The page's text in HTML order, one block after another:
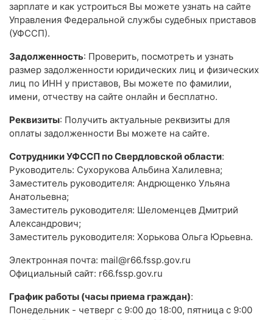
зарплате и как устроиться Вы можете узнать на сайте
Управления Федеральной службы судебных приставов
(УФССП).
Задолженность: Проверить, посмотреть и узнать
размер задолженности юридических лиц и физических
лиц по ИНН у приставов, Вы можете по фамилии,
имени, отчеству на сайте онлайн и бесплатно.
Реквизиты: Получить актуальные реквизиты для
оплаты задолженности Вы можете на сайте.
Сотрудники УФССП по Свердловской области:
Руководитель: Сухорукова Альбина Халилевна;
Заместитель руководителя: Андрющенко Ульяна
Анатольевна;
Заместитель руководителя: Шеломенцев Дмитрий
Александрович;
Заместитель руководителя: Хорькова Ольга Юрьевна.
Электронная почта: mail@r66.fssp.gov.ru
Официальный сайт: r66.fssp.gov.ru
График работы (часы приема граждан):
Понедельник - четверг с 9:00 до 18:00, пятница с 9:00